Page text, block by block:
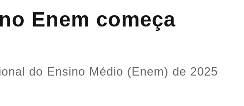
Enem começa
do Ensino Médio (Enem) de 2025